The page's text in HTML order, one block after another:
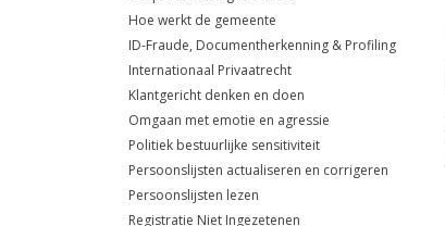
Hoe werkt de gemeente
ID-Fraude, Documentherkenning & Profiling
Internationaal Privaatrecht
Klantgericht denken en doen
Omgaan met emotie en agressie
Politiek bestuurlijke sensitiviteit
Persoonslijsten actualiseren en corrigeren
Persoonslijsten lezen
Registratie Niet Ingezetenen